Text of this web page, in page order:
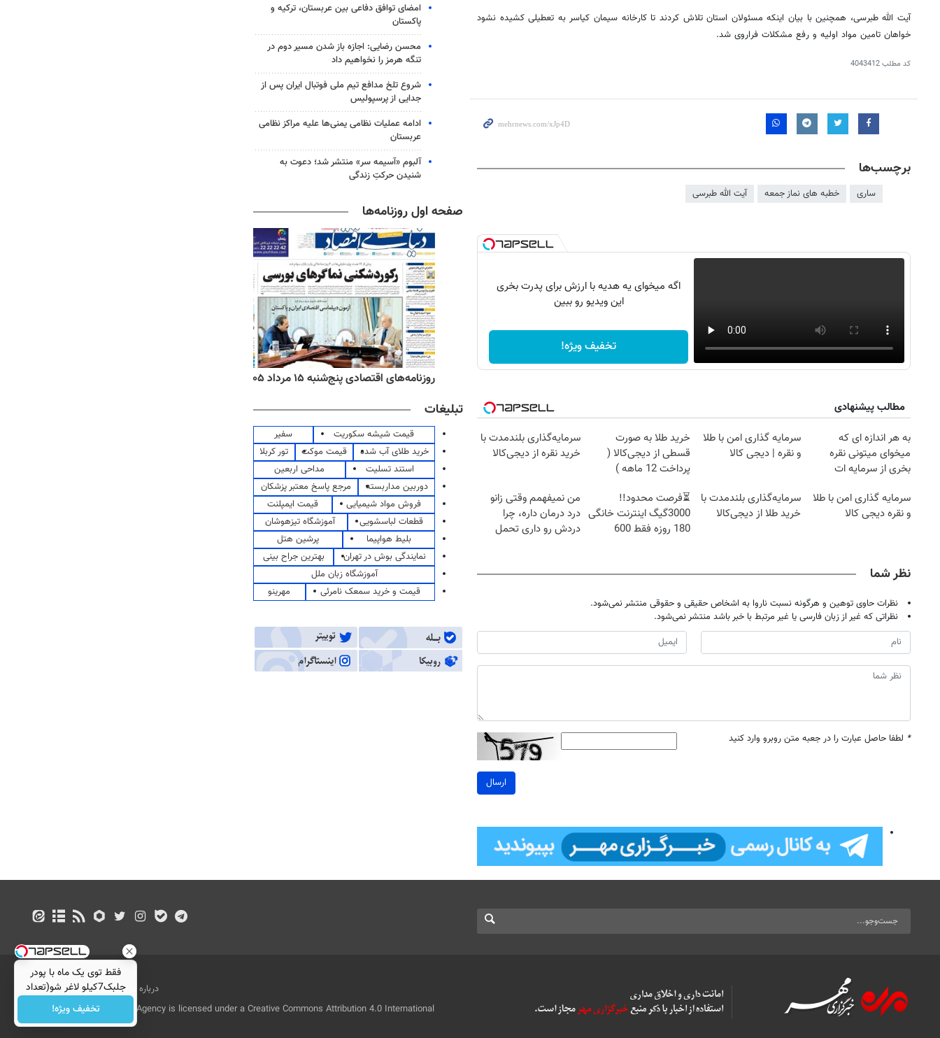
آیت الله طبرسی، همچنین با بیان اینکه مسئولان استان تلاش کردند تا کارخانه سیمان کیاسر به تعطیلی کشیده نشود
خواهان تامین مواد اولیه و رفع مشکلات فراروی شد.
کد مطلب4043412
برچسب‌ها
ساری خطبه های نماز جمعه آیت الله طبرسی
اگه میخوای یه هدیه با ارزش برای پدرت بخری
این ویدیو رو ببین
تخفیف ویژه!
مطالب پیشنهادی
به هر اندازه ای که
میخوای میتونی نقره
بخری از سرمایه ات
سرمایه گذاری امن با طلا
و نقره | دیجی کالا
خرید طلا به صورت
قسطی از دیجی‌کالا (
پرداخت 12 ماهه )
سرمایه‌گذاری بلندمدت با
خرید نقره از دیجی‌کالا
سرمایه گذاری امن با طلا
و نقره دیجی کالا
سرمایه‌گذاری بلندمدت با
خرید طلا از دیجی‌کالا
⏳فرصت محدود!!
3000گیگ اینترنت خانگی
180 روزه فقط 600
من نمیفهمم وقتی زانو
درد درمان داره، چرا
دردش رو داری تحمل
نظر شما
نظرات حاوی توهین و هرگونه نسبت ناروا به اشخاص حقیقی و حقوقی منتشر نمی‌شود.
نظراتی که غیر از زبان فارسی یا غیر مرتبط با خبر باشد منتشر نمی‌شود.
* لطفا حاصل عبارت را در جعبه متن روبرو وارد کنید
ارسال
امضای توافق دفاعی بین عربستان، ترکیه و
پاکستان
محسن رضایی: اجازه باز شدن مسیر دوم در
تنگه هرمز را نخواهیم داد
شروع تلخ مدافع تیم ملی فوتبال ایران پس از
جدایی از پرسپولیس
ادامه عملیات نظامی یمنی‌ها علیه مراکز نظامی
عربستان
آلبوم «آسیمه سر» منتشر شد؛ دعوت به
شنیدن حرکتِ زندگی
صفحه اول روزنامه‌ها
روزنامه‌های اقتصادی پنج‌شنبه ۱۵ مرداد ۱۴۰۵
تبلیغات
قیمت شیشه سکوریت
سفیر
خرید طلای آب شده
قیمت موکت
تور کربلا
استند تسلیت
مداحی اربعین
دوربین مداربسته
مرجع پاسخ معتبر پزشکان
فروش مواد شیمیایی
قیمت ایمپلنت
قطعات لباسشویی
آموزشگاه تیزهوشان
بلیط هواپیما
پرشین هتل
نمایندگی بوش در تهران
بهترین جراح بینی
آموزشگاه زبان ملل
قیمت و خرید سمعک نامرئی
مهرینو
درباره ما تماس با ما
بازرگانی
All Content by Mehr News Agency is licensed under a Creative Commons Attribution 4.0 International
License.
فقط توی یک ماه با پودر
جلبک7کیلو لاغر شو(تعداد
محدود)
تخفیف ویژه!